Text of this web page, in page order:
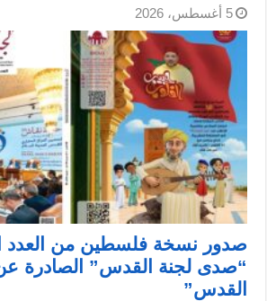
5 أغسطس، 2026
صدور نسخة فلسطين من العدد
“صدى لجنة القدس” الصادرة
القدس”